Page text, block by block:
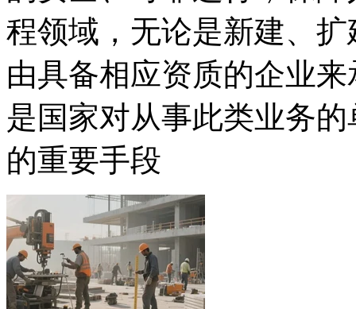
程领域，无论是新建、
由具备相应资质的企业
是国家对从事此类业务
的重要手段